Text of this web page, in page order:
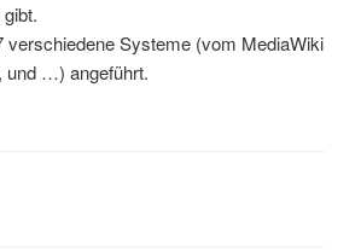
verschiedene Systeme (vom MediaWiki
und …) angeführt.